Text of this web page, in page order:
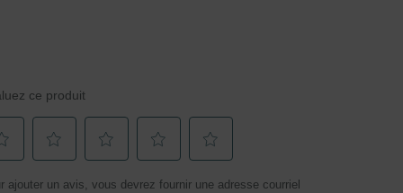
ce produit
pour
pour
pour
pour
ajouter un avis, vous devrez fournir une adresse courriel